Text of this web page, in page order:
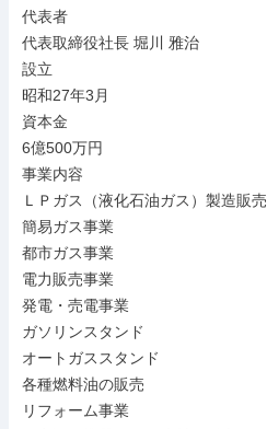
代表者
代表取締役社長 堀川 雅治
設立
昭和27年3月
資本金
6億500万円
事業内容
ＬＰガス（液化石油ガス）製造販売
簡易ガス事業
都市ガス事業
電力販売事業
発電・売電事業
ガソリンスタンド
オートガススタンド
各種燃料油の販売
リフォーム事業